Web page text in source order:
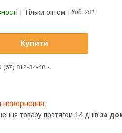
Тільки оптом Код: 201
Купити
(67) 812-34-48
товару протягом 14 днів за